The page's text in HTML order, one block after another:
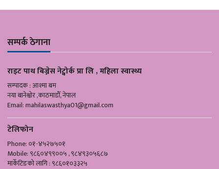
सम्पर्क ठेगाना
राइट पाथ बिज्नेस नेट्वोर्क प्रा लि , महिला स्वास्थ्य
सम्पादक : आश्मा बम
नया बानेश्वोर ,काठमाडौँ, नेपाल
Email:mahilaswasthya01@gmail.com
टेलिफोन
Phone: ०१-४५२७५०१
Mobile: ९८६०४९९००५ , ९८४९३०५६८७
मार्केटिङको लागि : ९८६०१०३३२५